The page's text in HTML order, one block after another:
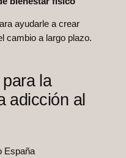
ayudarle a crear
cambio a largo plazo.
la
adicción al